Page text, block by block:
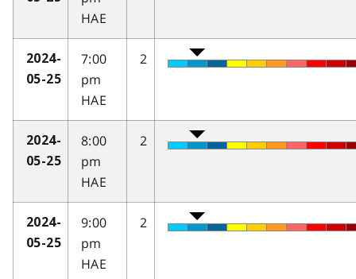
HAE
2024-
05-25
7:00
pm
HAE
2
2024-
05-25
8:00
pm
HAE
2
2024-
05-25
9:00
pm
HAE
2